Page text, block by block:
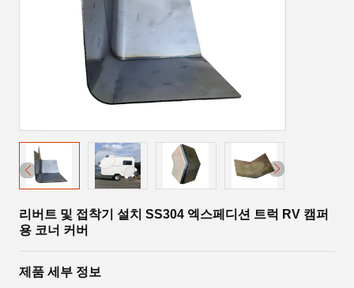
리버트 및 접착기 설치 SS304 엑스페디션 트럭 RV 캠퍼
용 코너 커버
제품 세부 정보